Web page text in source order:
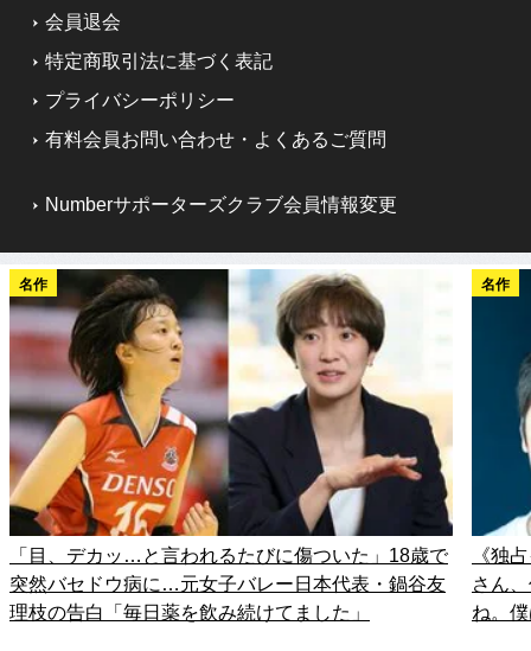
会員退会
特定商取引法に基づく表記
プライバシーポリシー
有料会員お問い合わせ・よくあるご質問
Numberサポーターズクラブ会員情報変更
名作
「目、デカッ…と言われるたびに傷ついた」18歳で
突然バセドウ病に…元女子バレー日本代表・鍋谷友
理枝の告白「毎日薬を飲み続けてました」
名作
《独
さん
ね。